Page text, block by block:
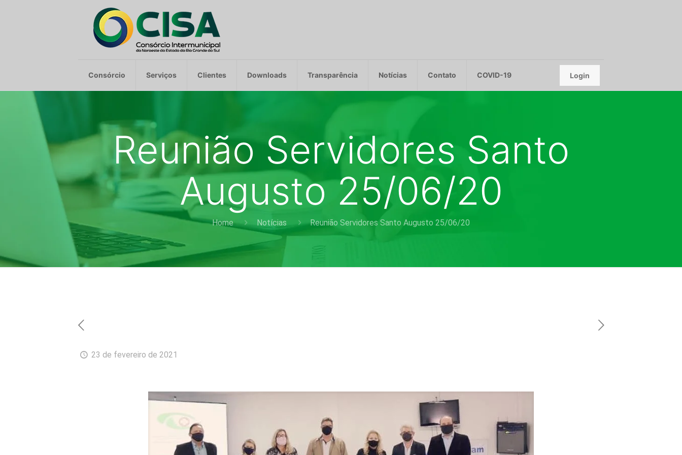
Consórcio Serviços Clientes Downloads Transparência Notícias Contato COVID-19 Login
Reunião Servidores Santo
Augusto 25/06/20
Home Notícias Reunião Servidores Santo Augusto 25/06/20
23 de fevereiro de 2021